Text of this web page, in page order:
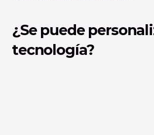
¿Se puede
tecnología?